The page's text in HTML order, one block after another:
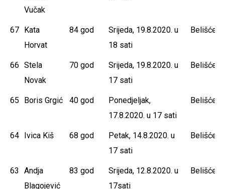
Vučak
67 Kata
Horvat
84 god
Srijeda, 19.8.2020. u
18 sati
Belišće
66 Stela
Novak
70 god
Srijeda, 19.8.2020. u
17 sati
Belišće
65 Boris Grgić 40 god
Ponedjeljak,
17.8.2020. u 17 sati
Belišće
64 Ivica Kiš 68 god
Petak, 14.8.2020. u
17 sati
Belišće
63
Andja
Blagojević
83 god
Srijeda, 12.8.2020. u
17sati
Belišće